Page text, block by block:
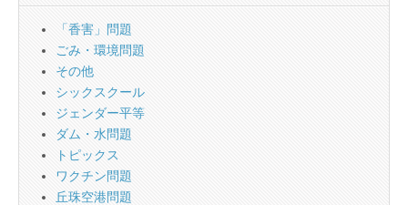
「香害」問題
ごみ・環境問題
その他
シックスクール
ジェンダー平等
ダム・水問題
トピックス
ワクチン問題
丘珠空港問題